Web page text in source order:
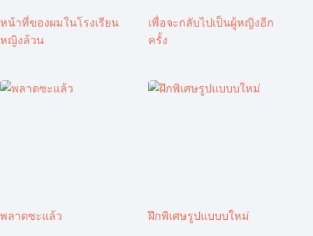
หน้าที่ของผมในโรงเรียน
หญิงล้วน
เพื่อจะกลับไปเป็นผู้หญิงอีก
ครั้ง
พลาดซะแล้ว ฝึกพิเศษรูปแบบบใหม่